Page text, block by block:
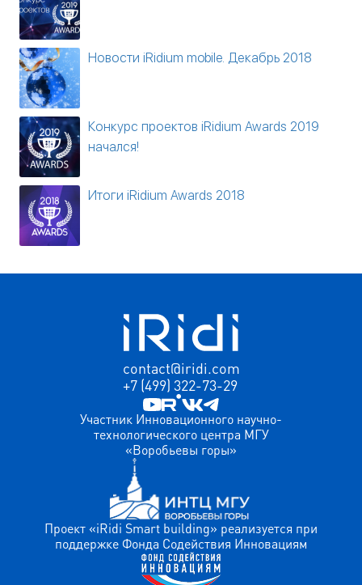
Новости iRidium mobile. Декабрь 2018
Конкурс проектов iRidium Awards 2019
начался!
Итоги iRidium Awards 2018
contact@iridi.com
+7 (499) 322-73-29
Участник Инновационного научно-
технологического центра МГУ
«Воробьевы горы»
Проект «iRidi Smart building» реализуется при
поддержке Фонда Содействия Инновациям